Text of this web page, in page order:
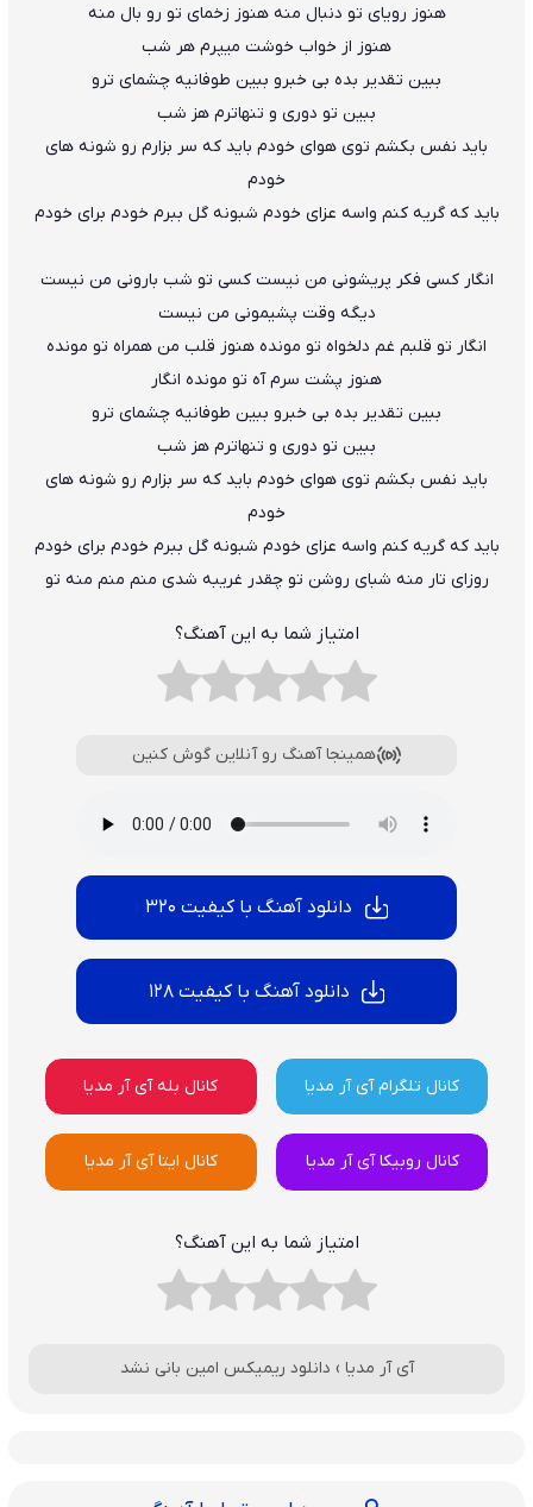
هنوز رویای تو دنبال منه هنوز زخمای تو رو بال منه
هنوز از خواب خوشت میپرم هر شب
ببین تقدیر بده بی خبرو ببین طوفانیه چشمای ترو
ببین تو دوری و تنهاترم هز شب
باید نفس بکشم توی هوای خودم باید که سر بزارم رو شونه های
خودم
باید که گریه کنم واسه عزای خودم شبونه گل ببرم خودم برای خودم
انگار کسی فکر پریشونی من نیست کسی تو شب بارونی من نیست
دیگه وقت پشیمونی من نیست
انگار تو قلبم غم دلخواه تو مونده هنوز قلب من همراه تو مونده
هنوز پشت سرم آه تو مونده انگار
ببین تقدیر بده بی خبرو ببین طوفانیه چشمای ترو
ببین تو دوری و تنهاترم هز شب
باید نفس بکشم توی هوای خودم باید که سر بزارم رو شونه های
خودم
باید که گریه کنم واسه عزای خودم شبونه گل ببرم خودم برای خودم
روزای تار منه شبای روشن تو چقدر غریبه شدی منم منم منه تو
امتیاز شما به این آهنگ؟
همینجا آهنگ رو آنلاین گوش کنین
دانلود آهنگ با کیفیت 320
دانلود آهنگ با کیفیت 128
کانال تلگرام آی آر مدیا کانال بله آی آر مدیا
کانال روبیکا آی آر مدیا کانال ایتا آی آر مدیا
امتیاز شما به این آهنگ؟
آی آر مدیا › دانلود ریمیکس امین بانی نشد